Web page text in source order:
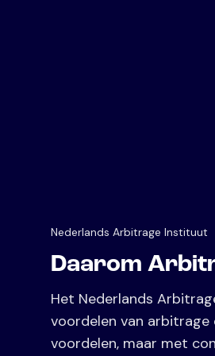
Nederlands Arbitrage Instituut
Daarom
Het Nederlands
voordelen van
voordelen, maar met